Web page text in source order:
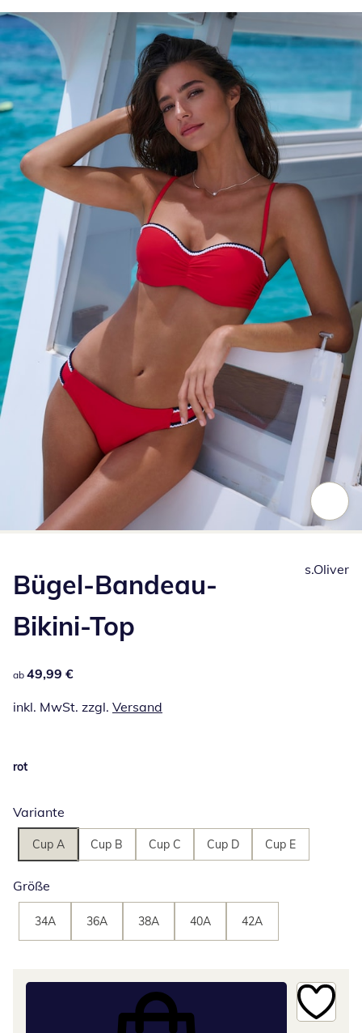
Bügel-Bandeau-
Bikini-Top
49,99 €
ab 49,99 €
inkl. MwSt. zzgl. Versand
s.Oliver
rot
Variante
Cup A Cup B Cup C Cup D Cup E
Größe
34A 36A 38A 40A 42A